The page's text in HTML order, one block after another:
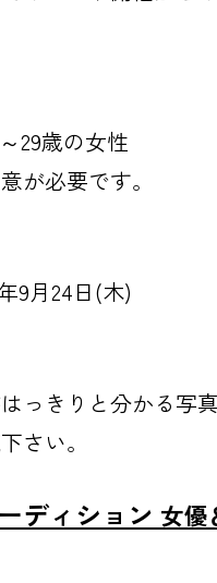
29歳の女性
が必要です。
9月24日(木)
っきりと分かる写真
さい。
ディション 女優